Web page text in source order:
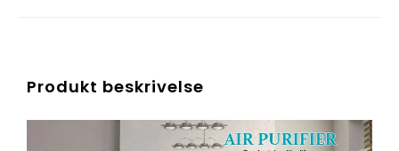
Produkt beskrivelse